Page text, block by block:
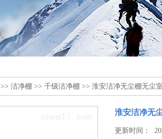
>> 洁净棚 >> 千级洁净棚 >> 淮安洁净无尘棚无尘
淮安洁净无
更新时间：